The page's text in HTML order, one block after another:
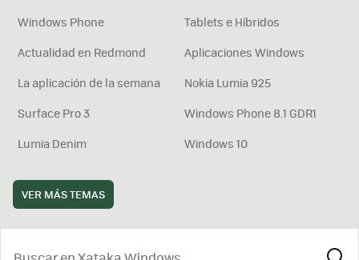
Windows Phone
Tablets e Híbridos
Actualidad en Redmond
Aplicaciones Windows
La aplicación de la semana
Nokia Lumia 925
Surface Pro 3
Windows Phone 8.1 GDR1
Lumia Denim
Windows 10
VER MÁS TEMAS